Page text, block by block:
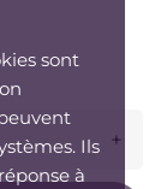
sont
Ils
à
+